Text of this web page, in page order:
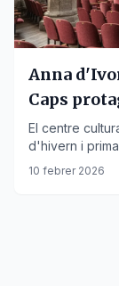
Anna
Caps
Convent
El centre
d'hivern i
propostes
10 febrer 2026